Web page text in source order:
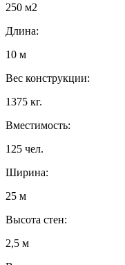
250 м2
Длина:
10 м
Вес конструкции:
1375 кг.
Вместимость:
125 чел.
Ширина:
25 м
Высота стен:
2,5 м